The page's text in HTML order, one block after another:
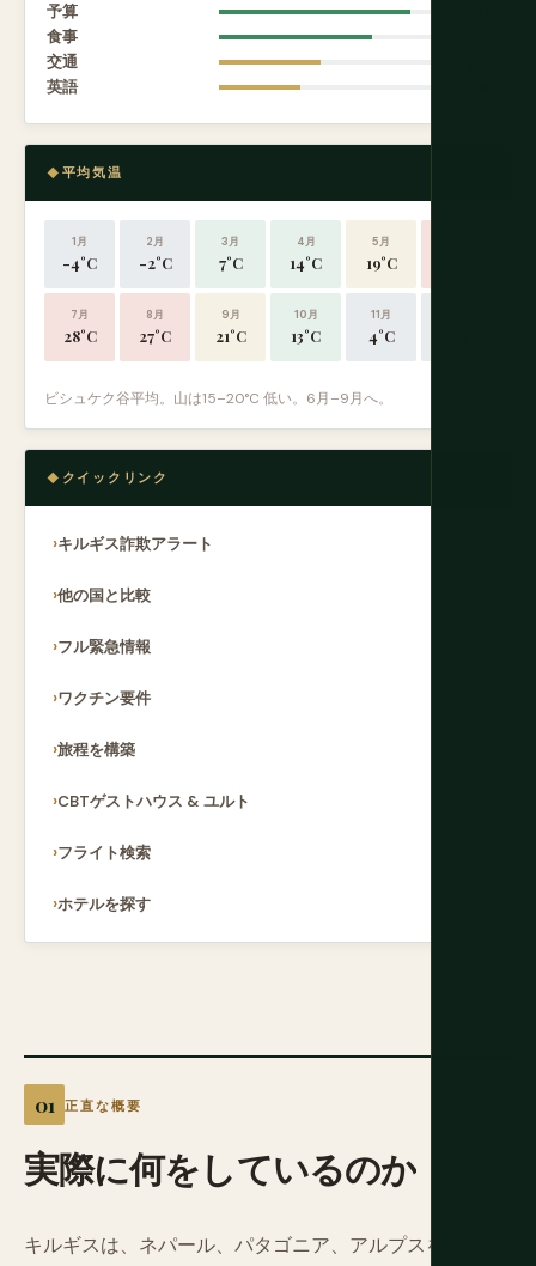
正直な概要
実際に何をしているのか
キルギスは、ネパール、パタゴニア、アルプスを経験し
予算
食事
交通
英語
平均気温
1月
-4°C
2月
-2°C
3月
7°C
4月
14°C
5月
19°C
7月
28°C
8月
27°C
9月
21°C
10月
13°C
11月
4°C
ビシュケク谷平均。山は15–20°C 低い。6月–9月へ。
クイックリンク
キルギス詐欺アラート
他の国と比較
フル緊急情報
ワクチン要件
旅程を構築
CBTゲストハウス & ユルト
フライト検索
ホテルを探す